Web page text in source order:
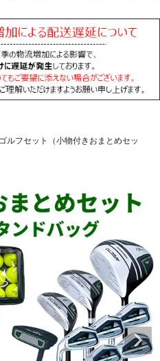
ルフセット（小物付きおまとめセッ